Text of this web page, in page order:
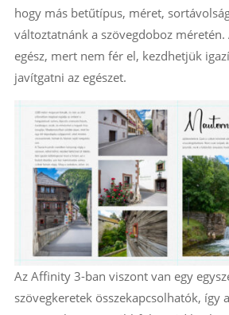
hogy más betűtípus, méret,
változtatnánk a szövegdoboz
egész, mert nem fér el, kezdhetjük
javítgatni az egészet.
Az Affinity 3-ban viszont van egy
szövegkeretek összekapcsolhatók, így